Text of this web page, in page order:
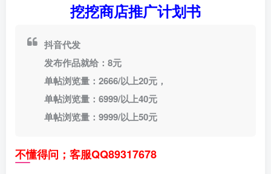
挖挖商店推广计划书
抖音代发
发布作品就给：8元
单帖浏览量：2666/以上20元，
单帖浏览量：6999/以上40元
单帖浏览量：9999/以上50元
不懂得问；客服QQ89317678